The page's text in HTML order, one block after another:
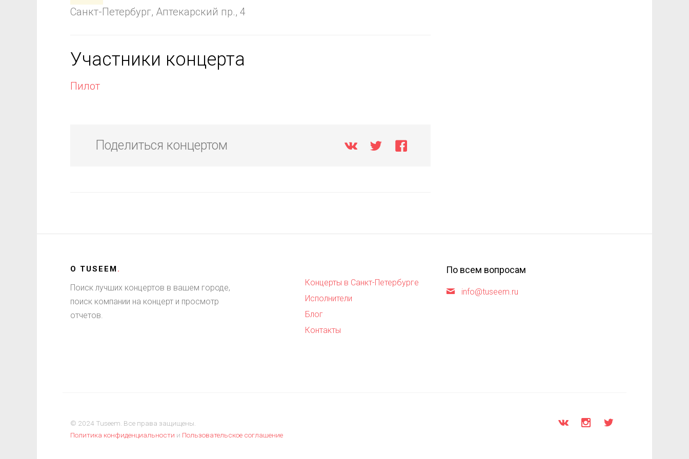
Санкт-Петербург, Аптекарский пр., 4
Участники концерта
Пилот
Поделиться концертом
О TUSEEM.
Поиск лучших концертов в вашем городе,
поиск компании на концерт и просмотр
отчетов.
Концерты в Санкт-Петербурге
Исполнители
Блог
Контакты
По всем вопросам
info@tuseem.ru
© 2024 Tuseem. Все права защищены.
Политика конфиденциальности и Пользовательское соглашение